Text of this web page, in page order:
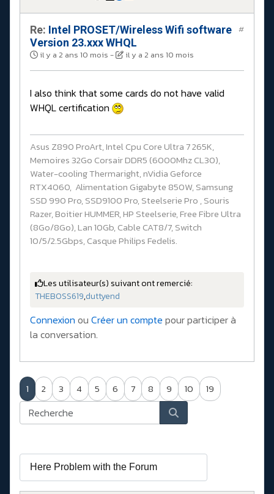
Re: Intel PROSET/Wireless Wifi software
Version 23.xxx WHQL
il y a 2 ans 10 mois - il y a 2 ans 10 mois
#
I also think that some cards do not have valid
WHQL certification
Asus Z890 ProArt, Intel Cpu Core Ultra 7 265K,
Memoires 32Go Corsair DDR5 (6000Mhz CL30),
Water-cooling Thermaright, nVidia Geforce
RTX4060, Alimentation Gigabyte 850W, Samsung
SSD 990 Pro, SSD9100 Pro, Steelserie Pro , Souris
Razer, Boitier HUMMER, HP Steelserie, Free Fibre Ultra
(8Go/8Go), Lan 10Gb, Cable CAT8/7, Switch
10/5/2.5Gbps, Casque Philips Fedelis.
Les utilisateur(s) suivant ont remercié:
THEBOSS619,duttyend
Connexion ou Créer un compte pour participer à
la conversation.
1 2 3 4 5 6 7 8 9 10 19